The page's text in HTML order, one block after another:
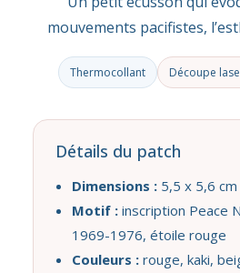
mouvements pacifistes,
Thermocollant Découpe
Détails du patch
Dimensions : 5,5 x 5,6 cm
Motif : inscription Peace
1969-1976, étoile rouge
Couleurs : rouge, kaki,